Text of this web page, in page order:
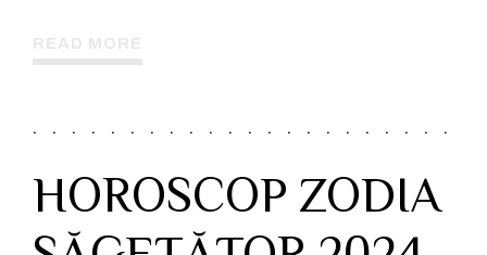
HOROSCOP ZODIA